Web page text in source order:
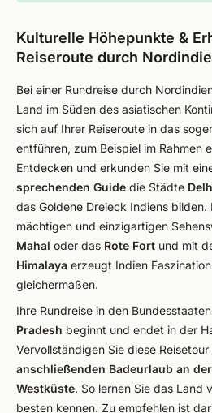
Kulturelle Höhepunkte &
Reiseroute durch
Bei einer Rundreise durch
Land im Süden des asiatischen
sich auf Ihrer Reiseroute in das
entführen, zum Beispiel im Rahmen
Entdecken und erkunden Sie mit
sprechenden Guide die Städte
das Goldene Dreieck Indiens
mächtigen und einzigartigen
Mahal oder das Rote Fort und mit
Himalaya erzeugt Indien
gleichermaßen.
Ihre Rundreise in den Bundesstaaten
Pradesh beginnt und endet in der
Vervollständigen Sie diese
anschließenden Badeurlaub an
Westküste. So lernen Sie das Land
besten kennen. Zu empfehlen ist